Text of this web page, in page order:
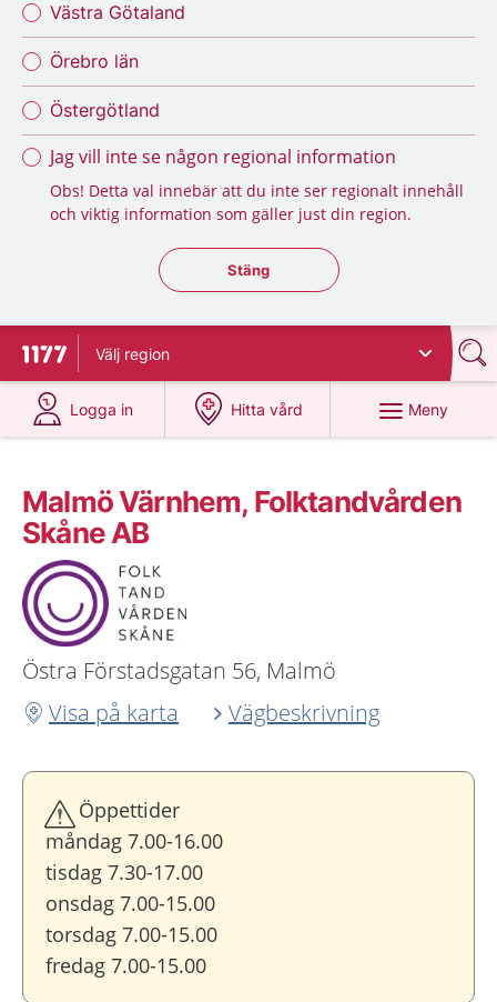
Västra Götaland
Örebro län
Östergötland
Jag vill inte se någon regional information
Obs! Detta val innebär att du inte ser regionalt innehåll
och viktig information som gäller just din region.
Stäng regionsväljaren
Stäng
Till startsidan för 1177
Välj region
Logga in
på 1177.se
Hitta vård
på 1177.se
Meny
Malmö Värnhem, Folktandvården
Skåne AB
Östra Förstadsgatan 56, Malmö
Visa på karta
Vägbeskrivning
Öppettider
måndag 7.00-16.00
tisdag 7.30-17.00
onsdag 7.00-15.00
torsdag 7.00-15.00
fredag 7.00-15.00